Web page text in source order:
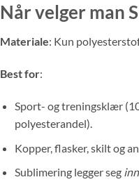
Når velger man
Materiale: Kun
Best for:
Sport- og treningsklær
polyesterandel).
Kopper, flasker, skilt og
Sublimering legger seg